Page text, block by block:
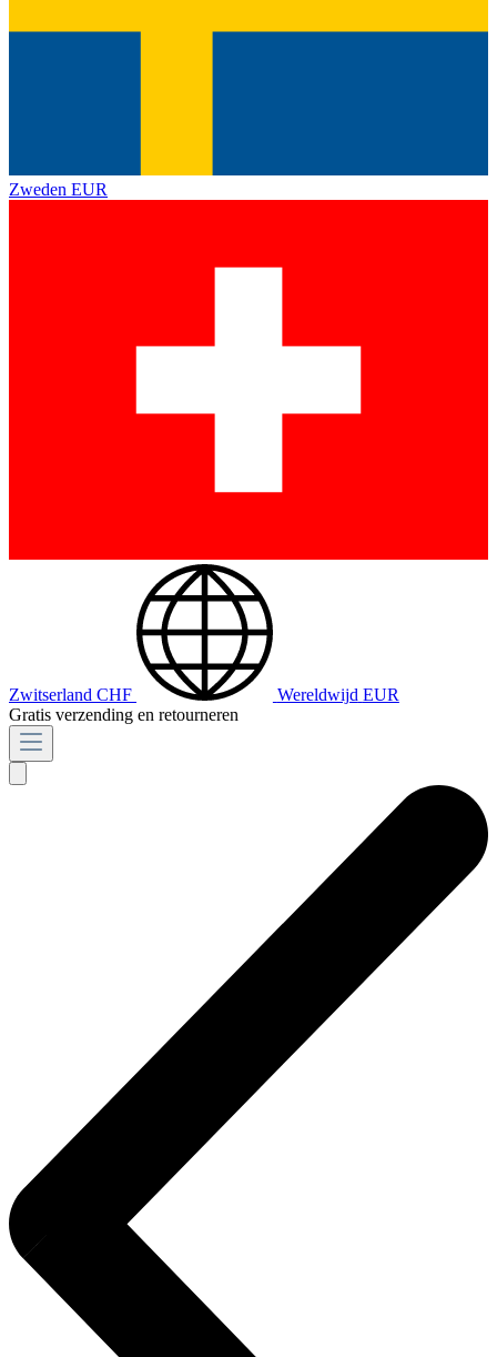
Zweden EUR
Zwitserland CHF Wereldwijd EUR
Gratis verzending en retourneren